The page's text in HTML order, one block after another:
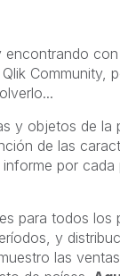
Community,
y objetos de la
de las
por
para todos los
y
las